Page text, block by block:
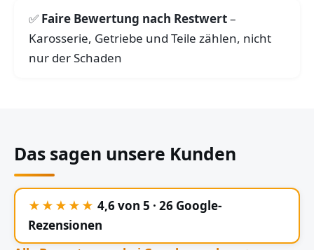
Faire Bewertung nach Restwert–
Karosserie, Getriebe und Teile zählen, nicht
nur der Schaden
Das sagen unsere Kunden
★★★★★ 4,6 von 5 · 26 Google-
Rezensionen